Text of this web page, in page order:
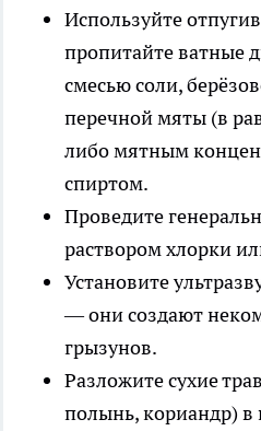
Используйте
пропитайте ватные
смесью соли,
перечной мяты (в
либо мятным
спиртом.
Проведите
раствором хлорки
Установите
— они создают
грызунов.
Разложите сухие
полынь, кориандр)